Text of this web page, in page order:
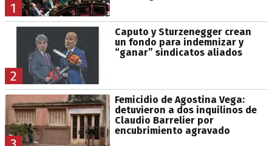
1
2
Caputo y Sturzenegger crean
un fondo para indemnizar y
“ganar” sindicatos aliados
Femicidio de Agostina Vega:
detuvieron a dos inquilinos de
Claudio Barrelier por
encubrimiento agravado